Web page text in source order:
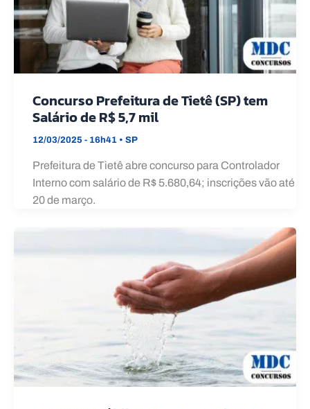
Concurso Prefeitura de Tietê (SP) tem
Salário de R$ 5,7 mil
12/03/2025 - 16h41 • SP
Prefeitura de Tietê abre concurso para Controlador
Interno com salário de R$ 5.680,64; inscrições vão até
20 de março.